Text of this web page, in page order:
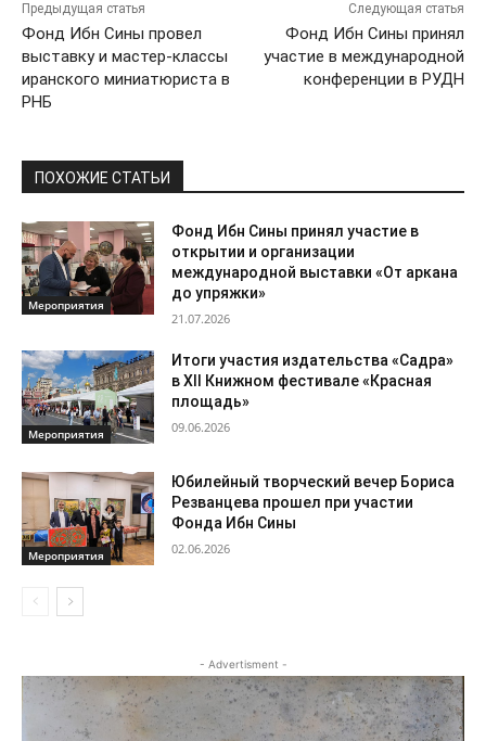
Предыдущая статья
Фонд Ибн Сины провел
выставку и мастер-классы
иранского миниатюриста в
РНБ
Следующая статья
Фонд Ибн Сины принял
участие в международной
конференции в РУДН
ПОХОЖИЕ СТАТЬИ
Мероприятия
Фонд Ибн Сины принял участие в
открытии и организации
международной выставки «От аркана
до упряжки»
21.07.2026
Мероприятия
Итоги участия издательства «Садра»
в XII Книжном фестивале «Красная
площадь»
09.06.2026
Мероприятия
Юбилейный творческий вечер Бориса
Резванцева прошел при участии
Фонда Ибн Сины
02.06.2026
- Advertisment -